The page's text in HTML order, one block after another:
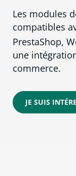
Les modules
compatibles
PrestaShop,
une
commerce.
JE SUIS